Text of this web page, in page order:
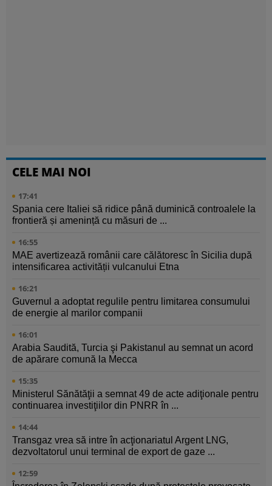
CELE MAI NOI
17:41
Spania cere Italiei să ridice până duminică controalele la
frontieră și amenință cu măsuri de ...
16:55
MAE avertizează românii care călătoresc în Sicilia după
intensificarea activității vulcanului Etna
16:21
Guvernul a adoptat regulile pentru limitarea consumului
de energie al marilor companii
16:01
Arabia Saudită, Turcia şi Pakistanul au semnat un acord
de apărare comună la Mecca
15:35
Ministerul Sănătăţii a semnat 49 de acte adiţionale pentru
continuarea investiţiilor din PNRR în ...
14:44
Transgaz vrea să intre în acţionariatul Argent LNG,
dezvoltatorul unui terminal de export de gaze ...
12:59